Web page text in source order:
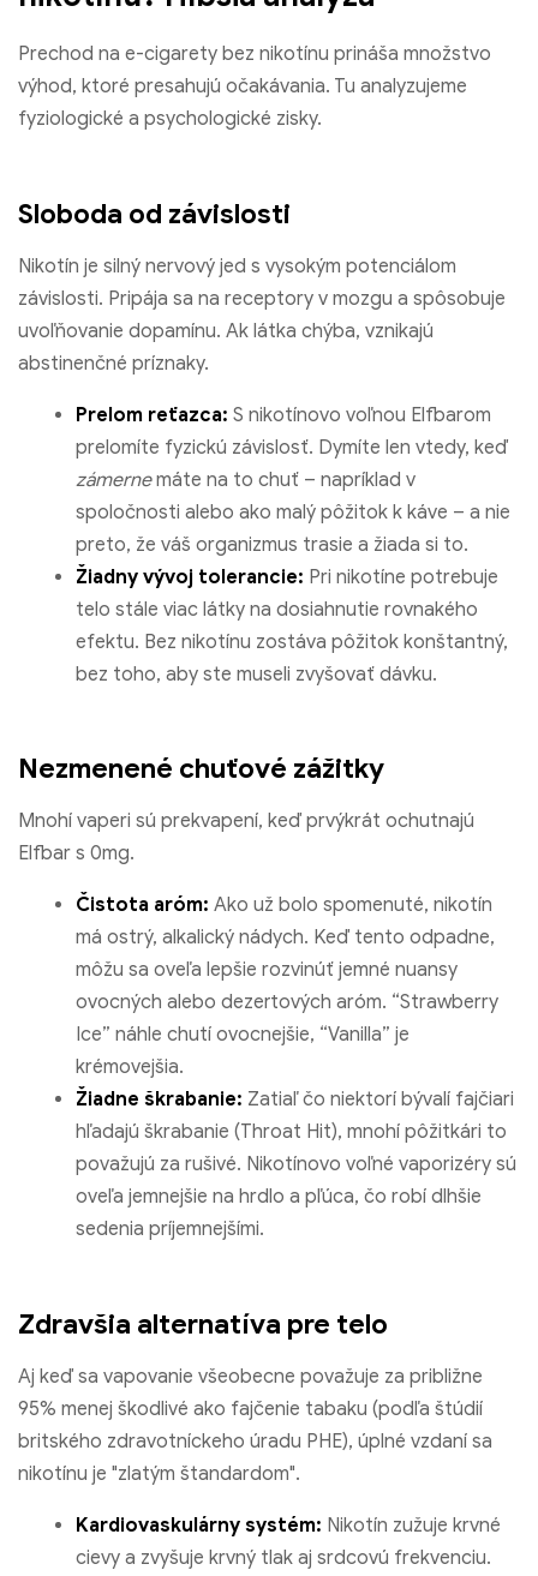
Prechod na e-cigarety bez nikotínu prináša množstvo
výhod, ktoré presahujú očakávania. Tu analyzujeme
fyziologické a psychologické zisky.
Sloboda od závislosti
Nikotín je silný nervový jed s vysokým potenciálom
závislosti. Pripája sa na receptory v mozgu a spôsobuje
uvoľňovanie dopamínu. Ak látka chýba, vznikajú
abstinenčné príznaky.
Prelom reťazca: S nikotínovo voľnou Elfbarom
prelomíte fyzickú závislosť. Dymíte len vtedy, keď
zámernemáte na to chuť – napríklad v
spoločnosti alebo ako malý pôžitok k ​​káve – a nie
preto, že váš organizmus trasie a žiada si to.
Žiadny vývoj tolerancie: Pri nikotíne potrebuje
telo stále viac látky na dosiahnutie rovnakého
efektu. Bez nikotínu zostáva pôžitok konštantný,
bez toho, aby ste museli zvyšovať dávku.
Nezmenené chuťové zážitky
Mnohí vaperi sú prekvapení, keď prvýkrát ochutnajú
Elfbar s 0mg.
Čistota aróm: Ako už bolo spomenuté, nikotín
má ostrý, alkalický nádych. Keď tento odpadne,
môžu sa oveľa lepšie rozvinúť jemné nuansy
ovocných alebo dezertových aróm. “Strawberry
Ice” náhle chutí ovocnejšie, “Vanilla” je
krémovejšia.
Žiadne škrabanie: Zatiaľ čo niektorí bývalí fajčiari
hľadajú škrabanie (Throat Hit), mnohí pôžitkári to
považujú za rušivé. Nikotínovo voľné vaporizéry sú
oveľa jemnejšie na hrdlo a pľúca, čo robí dlhšie
sedenia príjemnejšími.
Zdravšia alternatíva pre telo
Aj keď sa vapovanie všeobecne považuje za približne
95% menej škodlivé ako fajčenie tabaku (podľa štúdií
britského zdravotníckeho úradu PHE), úplné vzdaní sa
nikotínu je "zlatým štandardom".
Kardiovaskulárny systém: Nikotín zužuje krvné
cievy a zvyšuje krvný tlak aj srdcovú frekvenciu.